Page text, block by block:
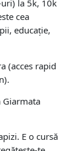
la 5k, 10k
cea
educație,
(acces rapid
E o cursă